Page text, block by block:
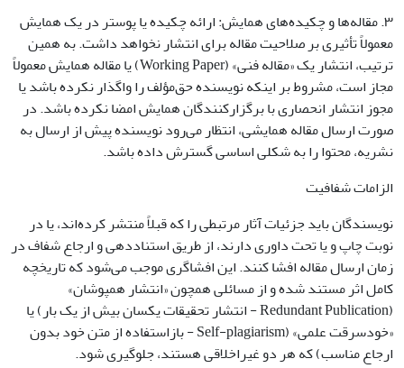
۳. مقاله‌ها و چکیده‌های همایش: ارائه چکیده یا پوستر در یک همایش
معمولاً تأثیری بر صلاحیت مقاله برای انتشار نخواهد داشت. به همین
ترتیب، انتشار یک «مقاله فنی» (Working Paper) یا مقاله همایش معمولاً
مجاز است، مشروط بر اینکه نویسنده حق‌مؤلف را واگذار نکرده باشد یا
مجوز انتشار انحصاری با برگزارکنندگان همایش امضا نکرده باشد. در
صورت ارسال مقاله همایشی، انتظار می‌رود نویسنده پیش از ارسال به
نشریه، محتوا را به شکلی اساسی گسترش داده باشد.
الزامات شفافیت
نویسندگان باید جزئیات آثار مرتبطی را که قبلاً منتشر کرده‌اند، یا در
نوبت چاپ و یا تحت داوری دارند، از طریق استناددهی و ارجاع شفاف در
زمان ارسال مقاله افشا کنند. این افشاگری موجب می‌شود که تاریخچه
کامل اثر مستند شده و از مسائلی همچون «انتشار همپوشان»
(Redundant Publication - انتشار تحقیقات یکسان بیش از یک بار) یا
«خودسرقت علمی» (Self-plagiarism - بازاستفاده از متن خود بدون
ارجاع مناسب) که هر دو غیراخلاقی هستند، جلوگیری شود.